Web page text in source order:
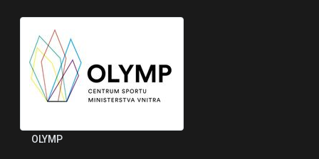
OLYMP